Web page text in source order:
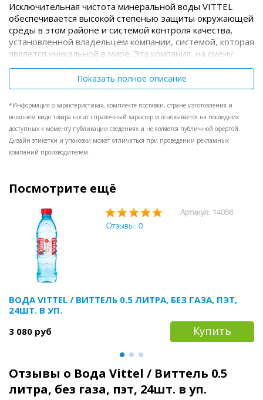
Исключительная чистота минеральной воды VITTEL
обеспечивается высокой степенью защиты окружающей
среды в этом районе и системой контроля качества,
установленной владельцем компании, системой, которая
является уникальной в мире. Эта компания, на смену
которой пришла PERRIER VITTEL group, разработала
новаторский подход, чтобы поддерживать марку
минеральной воды VITTEL на современном уровне в
течение более, чем 100 лет.
вода Виттель (Vittel) черпает свои благотворные
свойства в сердце Вогезов, гор на востоке Франции, где
она обогащается минеральными солями и приобретает
исключительную чистоту. Благодаря своему
уникальному составу, идеально сбалансированному
минеральная вода Виттель (Vittel) помогает нашему
организму получить необходимые для него вещества.
Это подлинный источник хорошей формы, в котором
организм сможет черпать незаменимый кальций: 1,5
литра минеральной воды Виттель (Vittel) обеспечивают
15% нашей дневной потребности в кальции.
Показать полное описание
*Информация о характеристиках, комплекте поставки, стране изготовления и
внешнем виде товара носит справочный характер и основывается на последних
доступных к моменту публикации сведениях и не является публичной офертой.
Дизайн этикетки и упаковки может отличаться при проведении рекламных
компаний производителем.
Посмотрите ещё
Артикул: 14056
Отзывы: 0
ВОДА VITTEL / ВИТТЕЛЬ 0.5 ЛИТРА, БЕЗ ГАЗА, ПЭТ,
24ШТ. В УП.
3 080 руб
Купить
Отзывы о Вода Vittel / Виттель 0.5
литра, без газа, пэт, 24шт. в уп.